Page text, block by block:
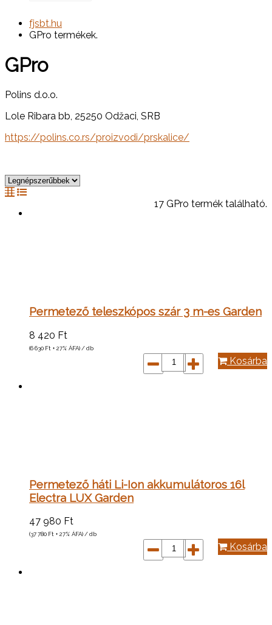
fjsbt.hu
GPro termékek.
GPro
Polins d.o.o.
Lole Ribara bb, 25250 Odžaci, SRB
https://polins.co.rs/proizvodi/prskalice/
17 GPro termék található.
Permetező teleszkópos szár 3 m-es Garden
8 420 Ft
(6 630 Ft + 27% ÁFA) / db
Kosárba
Permetező háti Li-Ion akkumulátoros 16l
Electra LUX Garden
47 980 Ft
(37 780 Ft + 27% ÁFA) / db
Kosárba